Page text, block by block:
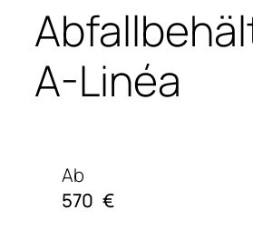
A-Linéa
Ab
570 €